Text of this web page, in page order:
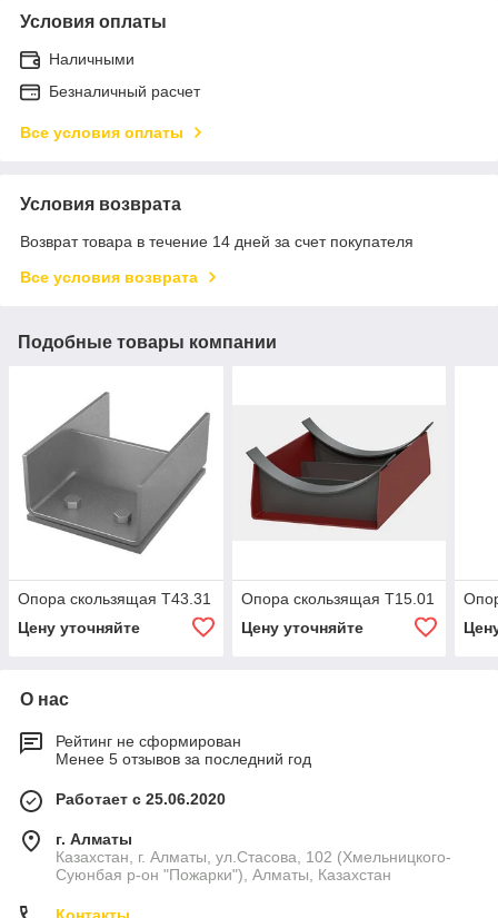
Условия оплаты
Наличными
Безналичный расчет
Все условия оплаты
Условия возврата
Возврат товара в течение 14 дней за счет покупателя
Все условия возврата
Подобные товары компании
Опора скользящая Т43.31
Цену уточняйте
Опора скользящая Т15.01
Цену уточняйте
О нас
Рейтинг не сформирован
Менее 5 отзывов за последний год
Работает с 25.06.2020
г. Алматы
Казахстан, г. Алматы, ул.Стасова, 102 (Хмельницкого-
Суюнбая р-он "Пожарки"), Алматы, Казахстан